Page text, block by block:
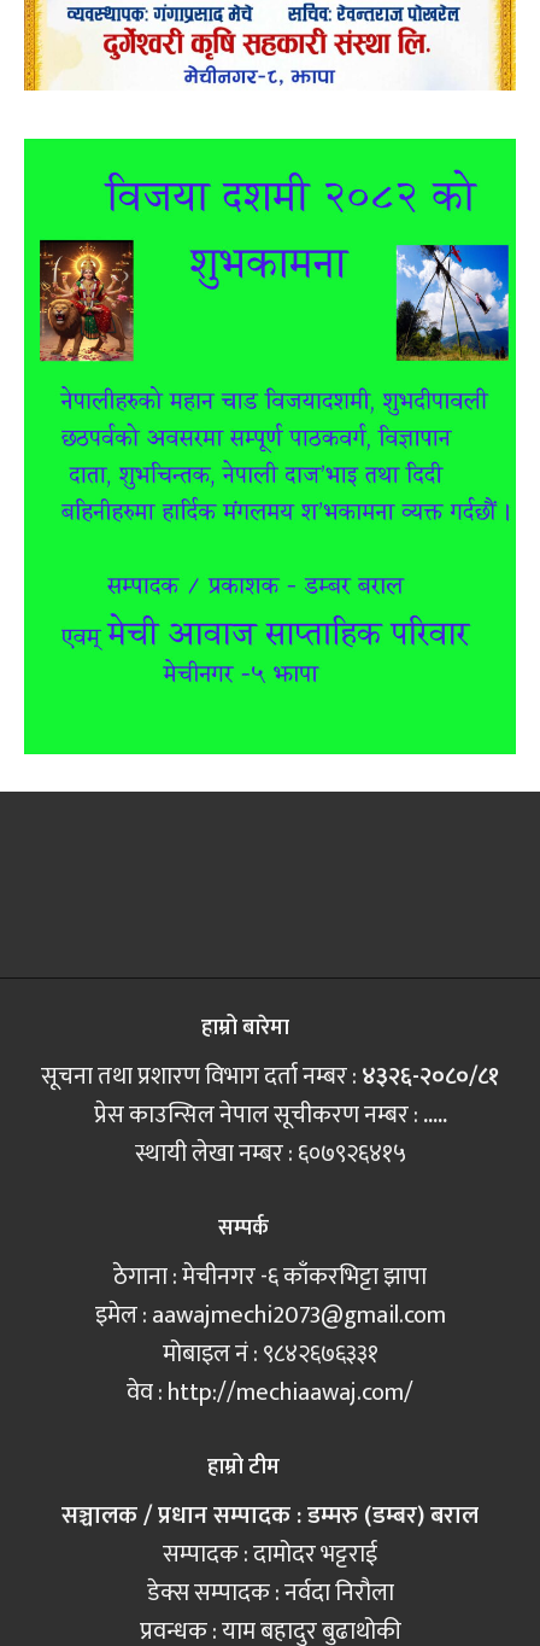
हाम्रो बारेमा
सूचना तथा प्रशारण विभाग दर्ता नम्बर :४३२६-२०८०/८१
प्रेस काउन्सिल नेपाल सूचीकरण नम्बर :.....
स्थायी लेखा नम्बर : ६०७९२६४१५
सम्पर्क
ठेगाना : मेचीनगर -६ काँकरभिट्टा झापा
इमेल :aawajmechi2073@gmail.com
मोबाइल नं‍ : ९८४२६७६३३१
वेव : http://mechiaawaj.com/
हाम्रो टीम
सञ्चालक / प्रधान सम्पादक : डम्मरु (डम्बर) बराल
सम्पादक : दामोदर भट्टराई
डेक्स सम्पादक : नर्वदा निरौला
प्रवन्धक : याम बहादुर बुढाथोकी